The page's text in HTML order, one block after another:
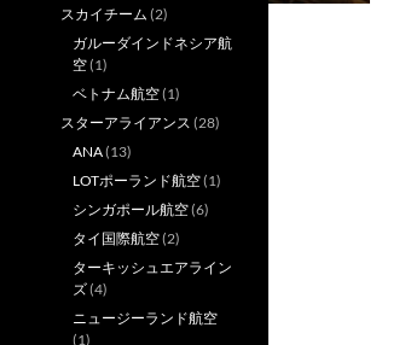
スカイチーム (2)
ガルーダインドネシア航
空(1)
ベトナム航空(1)
スターアライアンス (28)
ANA(13)
LOTポーランド航空(1)
シンガポール航空(6)
タイ国際航空(2)
ターキッシュエアライン
ズ(4)
ニュージーランド航空
(1)